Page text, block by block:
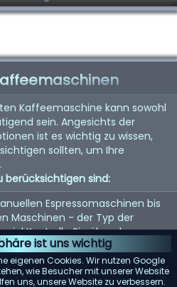
ist uns wichtig
eigenen Cookies. Wir nutzen Google
wie Besucher mit unserer Website
uns, unsere Website zu verbessern.
Kaffeemaschine kann sowohl
sein. Angesichts der
ist es wichtig zu wissen,
sollten, um Ihre
berücksichtigen sind:
Espressomaschinen bis
Maschinen - der Typ der
Kontrolle Sie über den
eingebaute Mühle kann
Sie nach einer Maschine mit